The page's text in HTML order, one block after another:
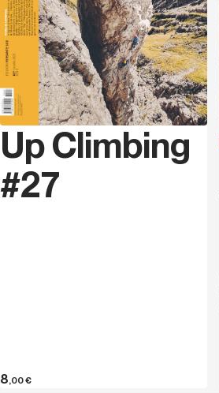
Up Climbing
#27
8,00€